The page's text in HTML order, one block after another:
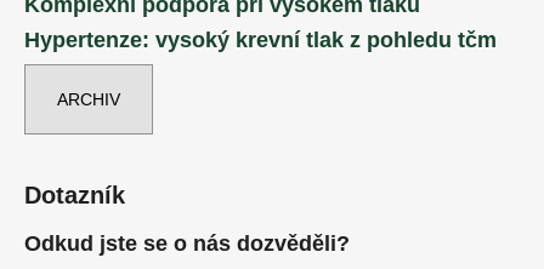
Hypertenze: vysoký krevní tlak z pohledu tčm
ARCHIV
Dotazník
Odkud jste se o nás dozvěděli?